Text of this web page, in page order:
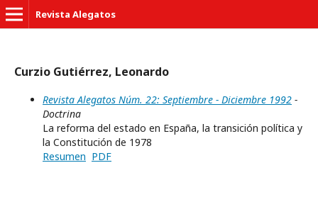
Revista Alegatos
Curzio Gutiérrez, Leonardo
Revista Alegatos Núm. 22: Septiembre - Diciembre 1992 -
Doctrina
La reforma del estado en España, la transición política y
la Constitución de 1978
Resumen PDF